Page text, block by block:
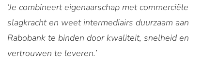
‘Je combineert eigenaarschap met commerciële
slagkracht en weet intermediairs duurzaam aan
Rabobank te binden door kwaliteit, snelheid en
vertrouwen te leveren.’